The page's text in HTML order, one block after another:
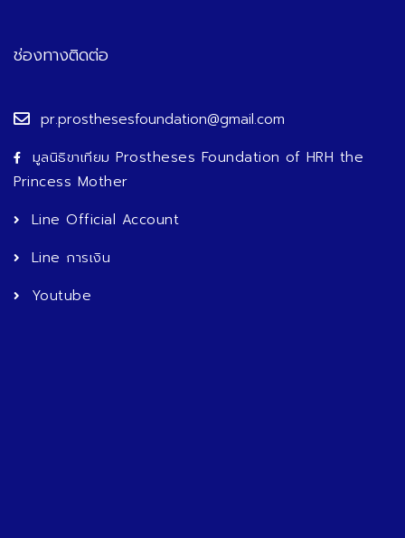
ช่องทางติดต่อ
pr.prosthesesfoundation@gmail.com
มูลนิธิขาเทียม Prostheses Foundation of HRH the
Princess Mother
Line Official Account
Line การเงิน
Youtube